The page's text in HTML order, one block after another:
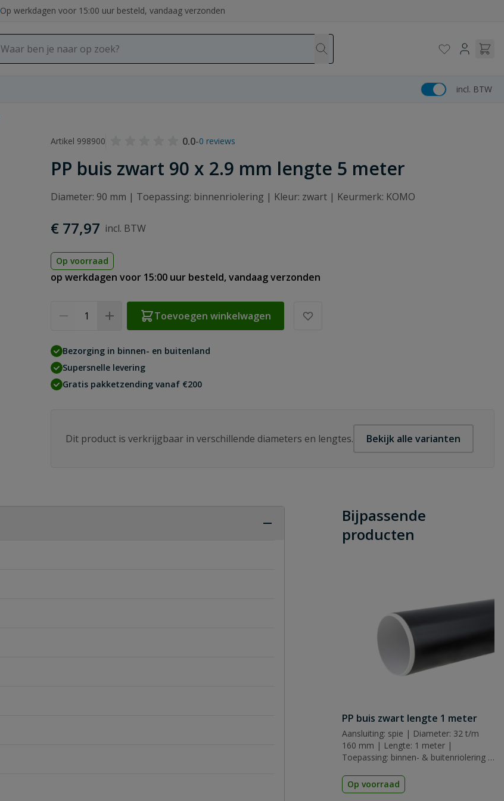
Op werkdagen voor 15:00 uur besteld, vandaag verzonden
incl. BTW
Artikel 998900
0.0-0 reviews
PP buis zwart 90 x 2.9 mm lengte 5 meter
Diameter: 90 mm | Toepassing: binnenriolering | Kleur: zwart | Keurmerk: KOMO
€ 77,97
Op voorraad
op werkdagen voor 15:00 uur besteld, vandaag verzonden
Toevoegen winkelwagen
Bezorging in binnen- en buitenland
Supersnelle levering
Gratis pakketzending vanaf €200
Dit product is verkrijgbaar in verschillende diameters en lengtes. Bekijk alle varianten
Bijpassende
producten
PP buis zwart lengte 1 meter
Aansluiting: spie | Diameter: 32 t/m
160 mm | Lengte: 1 meter |
Toepassing: binnen- & buitenriolering |
Op voorraad